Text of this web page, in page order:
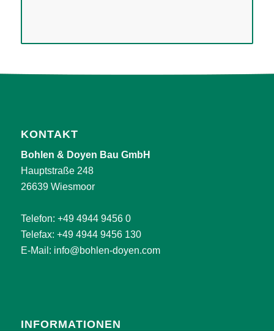
KONTAKT
Bohlen & Doyen Bau GmbH
Hauptstraße 248
26639 Wiesmoor
Telefon: +49 4944 9456 0
Telefax: +49 4944 9456 130
E-Mail: info@bohlen-doyen.com
INFORMATIONEN